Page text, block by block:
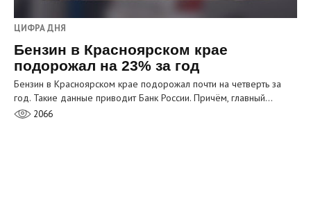
ЦИФРА ДНЯ
Бензин в Красноярском крае
подорожал на 23% за год
Бензин в Красноярском крае подорожал почти на четверть за
год. Такие данные приводит Банк России. Причём, главный…
2066